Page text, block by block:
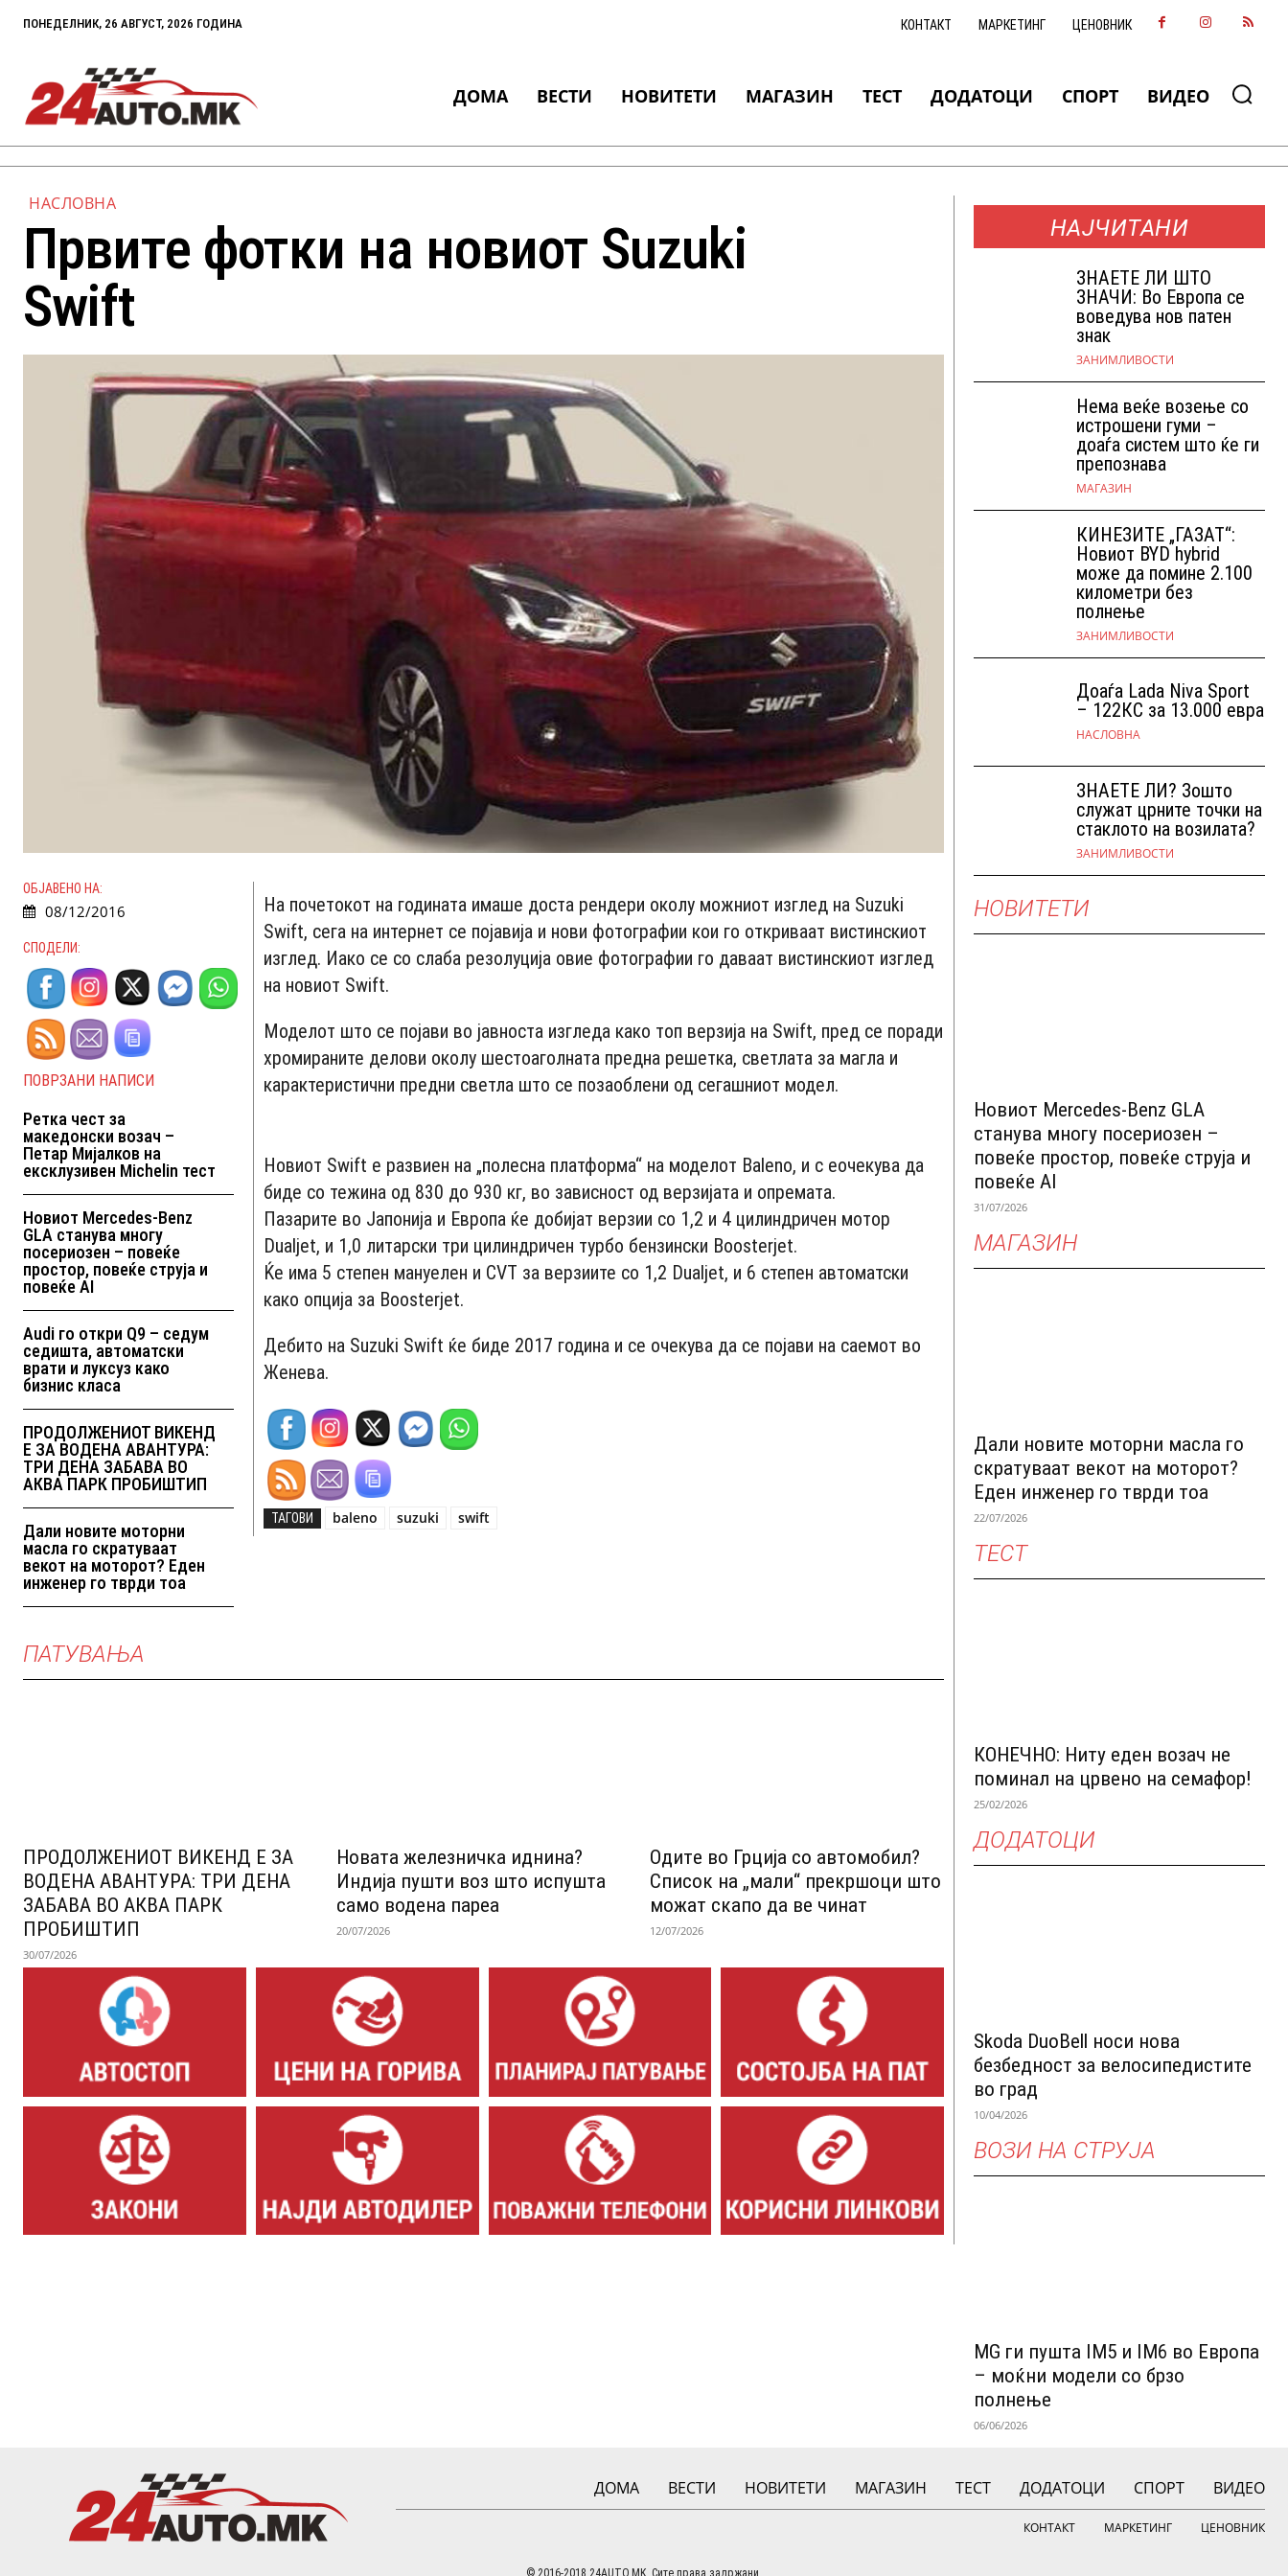
ПОНЕДЕЛНИК, 26 АВГУСТ, 2026 ГОДИНА КОНТАКТ МАРКЕТИНГ ЦЕНОВНИК
ДОМА ВЕСТИ НОВИТЕТИ МАГАЗИН ТЕСТ ДОДАТОЦИ СПОРТ ВИДЕО
НАСЛОВНА
Првите фотки на новиот Suzuki
Swift
ОБЈАВЕНО НА:
08/12/2016
СПОДЕЛИ:
ПОВРЗАНИ НАПИСИ
Ретка чест за
македонски возач –
Петар Мијалков на
ексклузивен Michelin тест
Новиот Mercedes-Benz
GLA станува многу
посериозен – повеќе
простор, повеќе струја и
повеќе AI
Audi го откри Q9 – седум
седишта, автоматски
врати и луксуз како
бизнис класа
ПРОДОЛЖЕНИОТ ВИКЕНД
Е ЗА ВОДЕНА АВАНТУРА:
ТРИ ДЕНА ЗАБАВА ВО
АКВА ПАРК ПРОБИШТИП
Дали новите моторни
масла го скратуваат
векот на моторот? Еден
инженер го тврди тоа
На почетокот на годината имаше доста рендери околу можниот изглед на Suzuki
Swift, сега на интернет се појавија и нови фотографии кои го откриваат вистинскиот
изглед. Иако се со слаба резолуција овие фотографии го даваат вистинскиот изглед
на новиот Swift.
Моделот што се појави во јавноста изгледа како топ верзија на Swift, пред се поради
хромираните делови околу шестоаголната предна решетка, светлата за магла и
карактеристични предни светла што се позаоблени од сегашниот модел.
Новиот Swift е развиен на „полесна платформа“ на моделот Baleno, и с еочекува да
биде со тежина од 830 до 930 кг, во зависност од верзијата и опремата.
Пазарите во Јапонија и Европа ќе добијат верзии со 1,2 и 4 цилиндричен мотор
Dualjet, и 1,0 литарски три цилиндричен турбо бензински Boosterjet.
Ќе има 5 степен мануелен и CVT за верзиите со 1,2 Dualjet, и 6 степен автоматски
како опција за Boosterjet.
Дебито на Suzuki Swift ќе биде 2017 година и се очекува да се појави на саемот во
Женева.
ТАГОВИ baleno suzuki swift
ПАТУВАЊА
ПРОДОЛЖЕНИОТ ВИКЕНД Е ЗА
ВОДЕНА АВАНТУРА: ТРИ ДЕНА
ЗАБАВА ВО АКВА ПАРК
ПРОБИШТИП
30/07/2026
Новата железничка иднина?
Индија пушти воз што испушта
само водена пареа
20/07/2026
Одитe во Грција со автомобил?
Список на „мали“ прекршоци што
можат скапо да ве чинат
12/07/2026
НАЈЧИТАНИ
ЗНАEТЕ ЛИ ШТО
ЗНАЧИ: Во Европа се
воведува нов патен
знак
ЗАНИМЛИВОСТИ
Нема веќе возење со
истрошени гуми –
доаѓа систем што ќе ги
препознава
МАГАЗИН
КИНЕЗИТЕ „ГАЗАТ“:
Новиот BYD hybrid
може да помине 2.100
километри без
полнење
ЗАНИМЛИВОСТИ
Доаѓа Lada Niva Sport
– 122КС за 13.000 евра
НАСЛОВНА
ЗНАЕТЕ ЛИ? Зошто
служат црните точки на
стаклото на возилата?
ЗАНИМЛИВОСТИ
НОВИТЕТИ
Новиот Mercedes-Benz GLA
станува многу посериозен –
повеќе простор, повеќе струја и
повеќе AI
31/07/2026
МАГАЗИН
Дали новите моторни масла го
скратуваат векот на моторот?
Еден инженер го тврди тоа
22/07/2026
ТЕСТ
КОНЕЧНО: Ниту еден возач не
поминал на црвено на семафор!
25/02/2026
ДОДАТОЦИ
Skoda DuoBell носи нова
безбедност за велосипедистите
во град
10/04/2026
ВОЗИ НА СТРУЈА
MG ги пушта IM5 и IM6 во Европа
– моќни модели со брзо
полнење
06/06/2026
ДОМА ВЕСТИ НОВИТЕТИ МАГАЗИН ТЕСТ ДОДАТОЦИ СПОРТ ВИДЕО
КОНТАКТ МАРКЕТИНГ ЦЕНОВНИК
© 2016-2018 24AUTO.MK. Сите права задржани.